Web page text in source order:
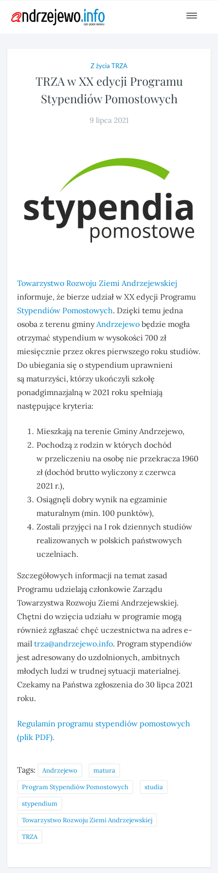
Toggle
Z życia TRZA
TRZA w XX edycji Programu
Stypendiów Pomostowych
9 lipca 2021
Towarzystwo Rozwoju Ziemi Andrzejewskiej
informuje, że bierze udział w XX edycji Programu
Stypendiów Pomostowych. Dzięki temu jedna
osoba z terenu gminyAndrzejewo będzie mogła
otrzymać stypendium w wysokości 700 zł
miesięcznie przez okres pierwszego roku studiów.
Do ubiegania się o stypendium uprawnieni
są maturzyści, którzy ukończyli szkołę
ponadgimnazjalną w 2021 roku spełniają
następujące kryteria:
Mieszkają na terenie Gminy Andrzejewo,
Pochodzą z rodzin w których dochód
w przeliczeniu na osobę nie przekracza 1960
zł (dochód brutto wyliczony z czerwca
2021 r.),
Osiągnęli dobry wynik na egzaminie
maturalnym (min. 100 punktów),
Zostali przyjęci na I rok dziennych studiów
realizowanych w polskich państwowych
uczelniach.
Szczegółowych informacji na temat zasad
Programu udzielają członkowie Zarządu
Towarzystwa Rozwoju Ziemi Andrzejewskiej.
Chętni do wzięcia udziału w programie mogą
również zgłaszać chęć uczestnictwa na adres e-
mail trza@andrzejewo.info. Program stypendiów
jest adresowany do uzdolnionych, ambitnych
młodych ludzi w trudnej sytuacji materialnej.
Czekamy na Państwa zgłoszenia do 30 lipca 2021
roku.
Regulamin programu stypendiów pomostowych
(plik PDF).
Tags: Andrzejewo
matura
Program Stypendiów Pomostowych
studia
stypendium
Towarzystwo Rozwoju Ziemi Andrzejewskiej
TRZA